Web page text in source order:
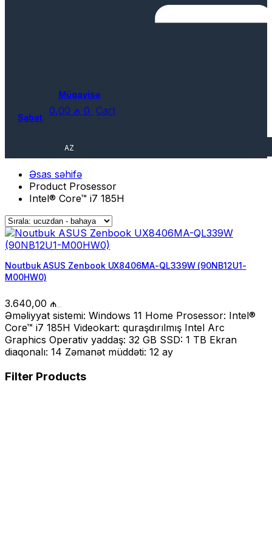
Müqayisə
0,00 ₼ 0 Cart
Səbət
AZ
Əsas səhifə
Product Prosessor
Intel® Core™ i7 185H
Noutbuk ASUS Zenbook UX8406MA-QL339W (90NB12U1-
M00HW0)
3.640,00 ₼
Əməliyyat sistemi: Windows 11 Home Prosessor: Intel®
Core™ i7 185H Videokart: quraşdırılmış Intel Arc
Graphics Operativ yaddaş: 32 GB SSD: 1 TB Ekran
diaqonalı: 14 Zəmanət müddəti: 12 ay
Filter Products